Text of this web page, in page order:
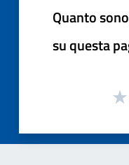
Quanto
su questa